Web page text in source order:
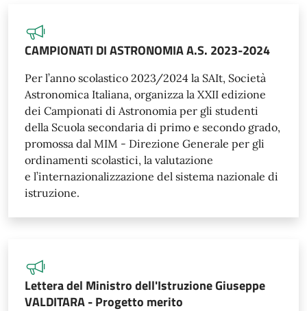
CAMPIONATI DI ASTRONOMIA A.S. 2023-2024
Per l’anno scolastico 2023/2024 la SAIt, Società
Astronomica Italiana, organizza la XXII edizione
dei Campionati di Astronomia per gli studenti
della Scuola secondaria di primo e secondo grado,
promossa dal MIM - Direzione Generale per gli
ordinamenti scolastici, la valutazione
e l’internazionalizzazione del sistema nazionale di
istruzione.
Lettera del Ministro dell'Istruzione Giuseppe
VALDITARA - Progetto merito